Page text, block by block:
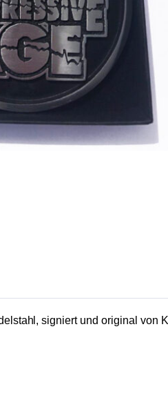
signiert und original